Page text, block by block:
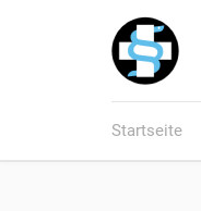
Startseite